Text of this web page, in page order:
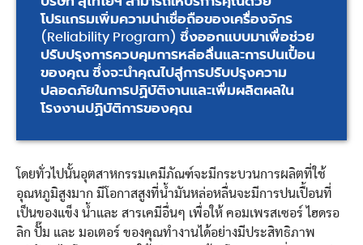
โปรแกรมเพิ่มความน่าเชื่อถือของเครื่องจักร
(Reliability Program) ซึ่งออกแบบมาเพื่อช่วย
ปรับปรุงการควบคุมการหล่อลื่นและการปนเปื้อน
ของคุณ ซึ่งจะนำคุณไปสู่การปรับปรุงความ
ปลอดภัยในการปฏิบัติงานและเพื่มผลิตผลใน
โรงงานปฏิบัติการของคุณ
โดยทั่วไปนั้นอุตสาหกรรมเคมีภัณฑ์จะมีกระบวนการผลิตที่ใช้
อุณหภูมิสูงมาก มีโอกาสสูงที่น้ำมันหล่อหลื่นจะมีการปนเปื้อนที่
เป็นของแข็ง น้ำและ สารเคมีอื่นๆ เพื่อให้ คอมเพรสเซอร์ ไฮดรอ
ลิก ปั๊ม และ มอเตอร์ ของคุณทำงานได้อย่างมีประสิทธิภาพ